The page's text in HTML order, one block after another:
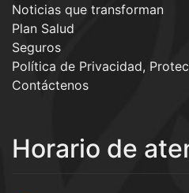
Noticias que transforman
Plan Salud
Seguros
Política de Privacidad,
Contáctenos
Horario de